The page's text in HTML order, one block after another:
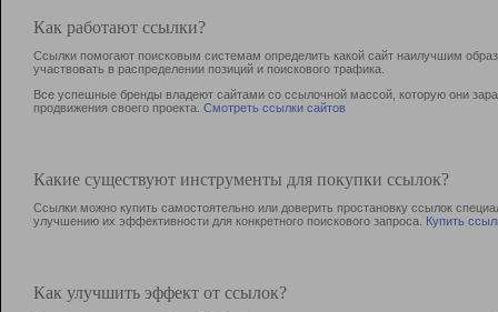
Как работают ссылки?
Ссылки помогают поисковым системам определить какой сайт наилучшим
участвовать в раcпределении позиций и поискового трафика.
Все успешные бренды владеют сайтами со ссылочной массой, которую они
продвижения своего проекта. Смотреть ссылки сайтов
Какие существуют инструменты для покупки ссылок?
Ссылки можно купить самостоятельно или доверить простановку ссылок
улучшению их эффективности для конкретного поискового запроса. Купить
Как улучшить эффект от ссылок?